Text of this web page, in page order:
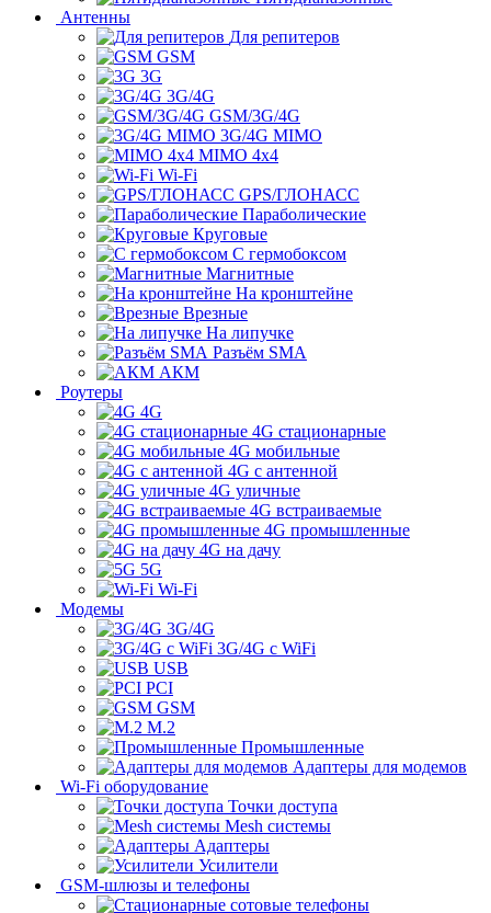
Антенны
Для репитеров
GSM
3G
3G/4G
GSM/3G/4G
3G/4G MIMO
MIMO 4x4
Wi-Fi
GPS/ГЛОНАСС
Параболические
Круговые
С гермобоксом
Магнитные
На кронштейне
Врезные
На липучке
Разъём SMA
АКМ
Роутеры
4G
4G стационарные
4G мобильные
4G с антенной
4G уличные
4G встраиваемые
4G промышленные
4G на дачу
5G
Wi-Fi
Модемы
3G/4G
3G/4G с WiFi
USB
PCI
GSM
M.2
Промышленные
Адаптеры для модемов
Wi-Fi оборудование
Точки доступа
Mesh системы
Адаптеры
Усилители
GSM-шлюзы и телефоны